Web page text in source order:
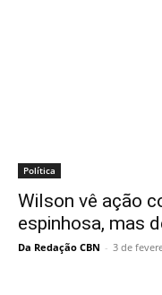
Política
Wilson vê ação
espinhosa, mas
Da Redação CBN - 3 de